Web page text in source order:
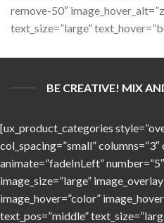
remove-50″
text_size=”large”
BE CREATIVE! MIX
[ux_product_categories
col_spacing=”small” columns=”3″
animate=”fadeInLeft”
image_size=”large”
image_hover=”color”
text_pos=”middle”